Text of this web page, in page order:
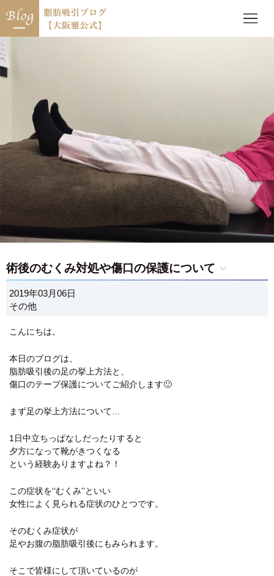
術後のむくみ対処や傷口の保護について
2019年03月06日
その他
こんにちは。
本日のブログは、
脂肪吸引後の足の挙上方法と、
傷口のテープ保護についてご紹介します🙂
まず足の挙上方法について…
1日中立ちっぱなしだったりすると
夕方になって靴がきつくなる
という経験ありますよね？！
この症状を‘‘むくみ’’といい
女性によく見られる症状のひとつです。
そのむくみ症状が
足やお腹の脂肪吸引後にもみられます。
そこで皆様にして頂いているのが